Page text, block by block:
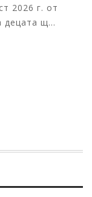
2026 г. от
децата щ...